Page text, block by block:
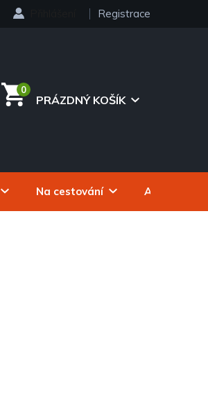
Registrace
PRÁZDNÝ KOŠÍK
Na cestování